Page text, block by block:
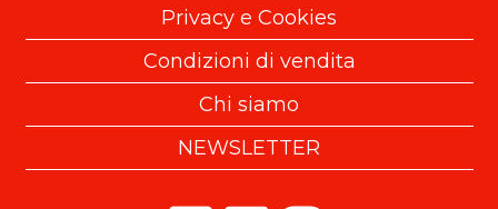
Privacy e Cookies
Condizioni di vendita
Chi siamo
NEWSLETTER